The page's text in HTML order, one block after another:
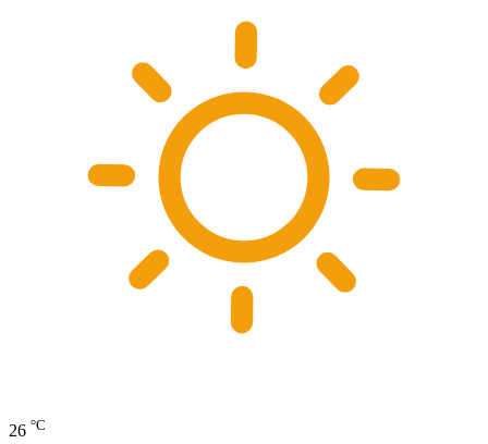
26 °C